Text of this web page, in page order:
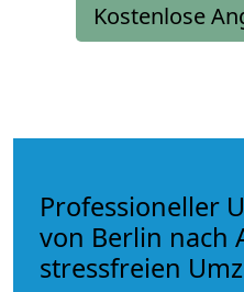
Kostenlose
Professioneller
von Berlin nach
stressfreien